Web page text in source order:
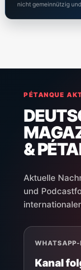
nicht gemeinnützig
PÉTANQUE
&
Aktuelle
und
Kanal